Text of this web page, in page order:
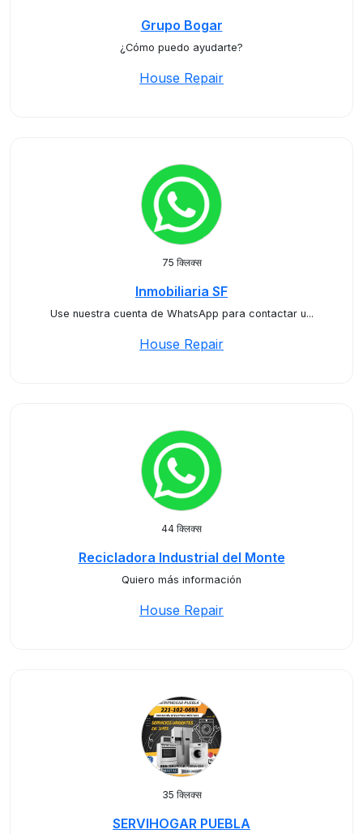
Grupo Bogar
¿Cómo puedo ayudarte?
House Repair
75 क्लिक्स
Inmobiliaria SF
Use nuestra cuenta de WhatsApp para contactar u...
House Repair
44 क्लिक्स
Recicladora Industrial del Monte
Quiero más información
House Repair
35 क्लिक्स
SERVIHOGAR PUEBLA